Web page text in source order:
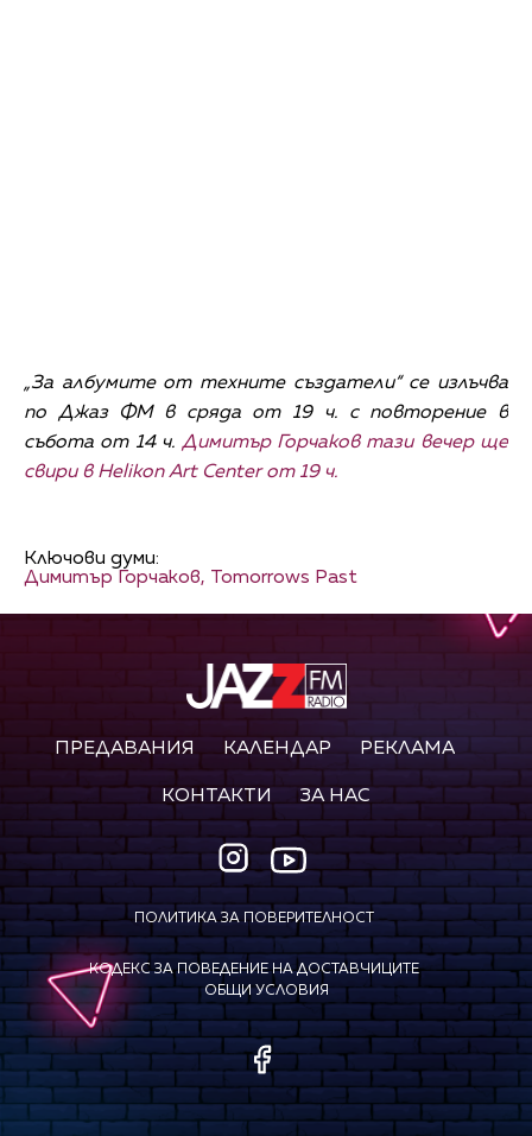
„За албумите от техните създатели“ се излъчва
по Джаз ФМ в сряда от 19 ч. с повторение в
събота от 14 ч. Димитър Горчаков тази вечер ще
свири в Helikon Art Centerот 19 ч.
Ключови думи:
Димитър Горчаков, Tomorrows Past
ПРЕДАВАНИЯ КАЛЕНДАР РЕКЛАМА
КОНТАКТИ ЗА НАС
ПОЛИТИКА ЗА ПОВЕРИТЕЛНОСТ
КОДЕКС ЗА ПОВЕДЕНИЕ НА ДОСТАВЧИЦИТЕ
ОБЩИ УСЛОВИЯ